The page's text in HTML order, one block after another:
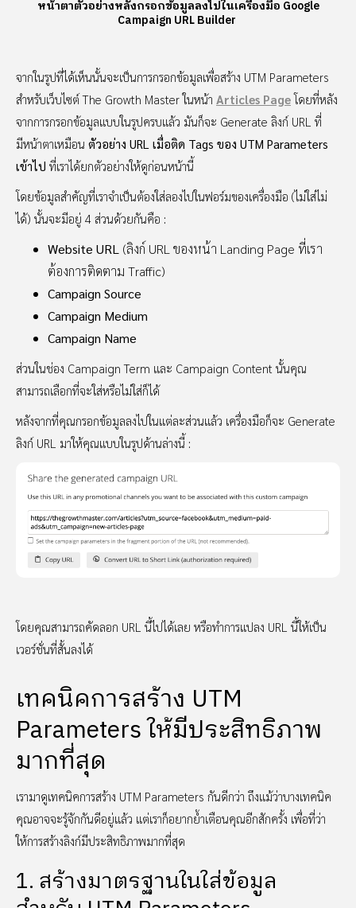
หน้าตาตัวอย่างหลังกรอกข้อมูลลงไปในเครื่องมือ Google
Campaign URL Builder
จากในรูปที่ได้เห็นนั้นจะเป็นการกรอกข้อมูลเพื่อสร้าง UTM Parameters
สำหรับเว็บไซต์ The Growth Master ในหน้า Articles Pageโดยที่หลัง
จากการกรอกข้อมูลแบบในรูปครบแล้ว มันก็จะ Generate ลิงก์ URL ที่
มีหน้าตาเหมือน ตัวอย่าง URL เมื่อติด Tags ของ UTM Parameters
เข้าไป ที่เราได้ยกตัวอย่างให้ดูก่อนหน้านี้
โดยข้อมูลสำคัญที่เราจำเป็นต้องใส่ลองไปในฟอร์มของเครื่องมือ (ไม่ใส่ไม่
ได้) นั้นจะมีอยู่ 4 ส่วนด้วยกันคือ :
Website URL (ลิงก์ URL ของหน้า Landing Page ที่เรา
ต้องการติดตาม Traffic)
Campaign Source
Campaign Medium
Campaign Name
ส่วนในช่อง Campaign Term และ Campaign Content นั้นคุณ
สามารถเลือกที่จะใส่หรือไม่ใส่ก็ได้
หลังจากที่คุณกรอกข้อมูลลงไปในแต่ละส่วนแล้ว เครื่องมือก็จะ Generate
ลิงก์ URL มาให้คุณแบบในรูปด้านล่างนี้ :
โดยคุณสามารถคัดลอก URL นี้ไปได้เลย หรือทำการแปลง URL นี้ให้เป็น
เวอร์ชั่นที่สั้นลงได้
เทคนิคการสร้าง UTM
Parameters ให้มีประสิทธิภาพ
มากที่สุด
เรามาดูเทคนิคการสร้าง UTM Parameters กันดีกว่า ถึงแม้ว่าบางเทคนิค
คุณอาจจะรู้จักกันดีอยู่แล้ว แต่เราก็อยากย้ำเตือนคุณอีกสักครั้ง เพื่อที่ว่า
ให้การสร้างลิงก์มีประสิทธิภาพมากที่สุด
1. สร้างมาตรฐานในใส่ข้อมูล